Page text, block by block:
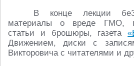
В конце лекции
материалы о вреде ГМО,
статьи и брошюры, газета
Движением, диски с
Викторовича с читателями и